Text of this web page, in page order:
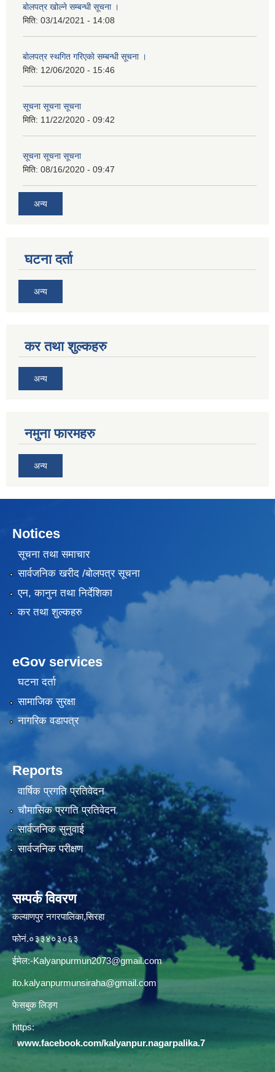
बाेलपत्र खोल्ने सम्बन्धी सूचना ।
मिति: 03/14/2021 - 14:08
बाेलपत्र स्थगित गरिएकाे सम्बन्धी सूचना ।
मिति: 12/06/2020 - 15:46
सूचना सूचना सूचना
मिति: 11/22/2020 - 09:42
सूचना सूचना सूचना
मिति: 08/16/2020 - 09:47
अन्य
घटना दर्ता
अन्य
कर तथा शुल्कहरु
अन्य
नमुना फारमहरु
अन्य
Notices
सूचना तथा समाचार
सार्वजनिक खरीद /बोलपत्र सूचना
एन, कानुन तथा निर्देशिका
कर तथा शुल्कहरु
eGov services
घटना दर्ता
सामाजिक सुरक्षा
नागरिक वडापत्र
Reports
वार्षिक प्रगति प्रतिवेदन
चौमासिक प्रगति प्रतिवेदन
सार्वजनिक सुनुवाई
सार्वजनिक परीक्षण
सम्पर्क विवरण
कल्याणपुर नगरपालिका,सिरहा
फोनं.०३३४०३०६३
ईमेल:-Kalyanpurmun2073@gmail.com
ito.kalyanpurmunsiraha@gmail.com
फेसबुक लिङ्ग
https:
//www.facebook.com/kalyanpur.nagarpalika.7